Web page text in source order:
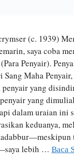
(c. 1939)
saya coba
Penyair).
Sang Maha
penyair yang
yang
dalam uraian ini
keduanya,
lebih … Baca